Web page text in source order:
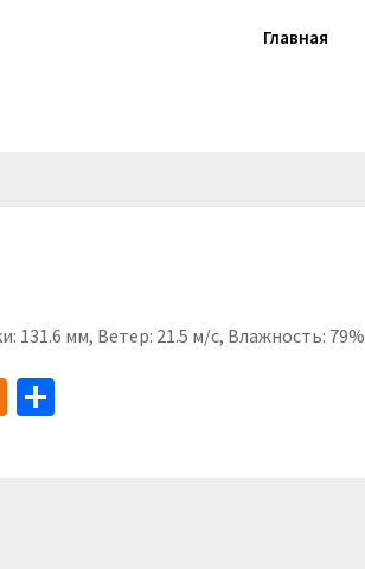
Главная
131.6 мм, Ветер: 21.5 м/с, Влажность: 79%
Odnoklassniki